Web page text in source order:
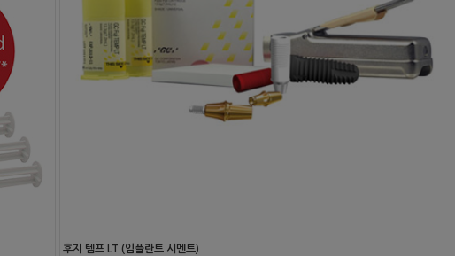
후지 템프 LT (임플란트 시멘트)